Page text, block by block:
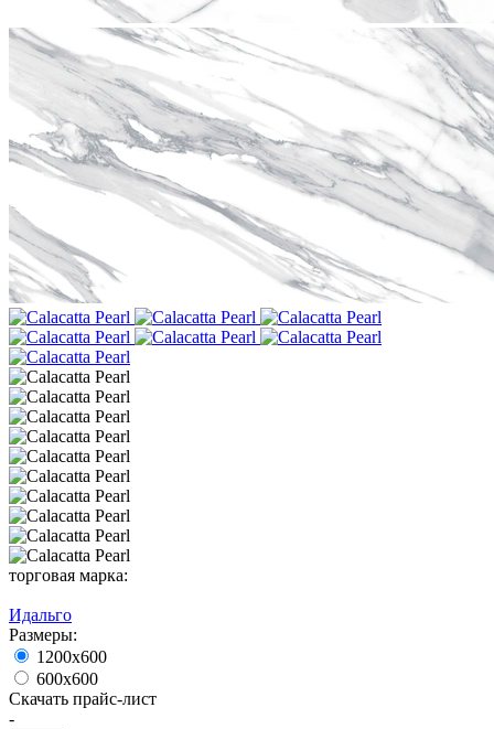
торговая марка:
Идальго
Размеры:
1200х600
600х600
Скачать прайс-лист
-